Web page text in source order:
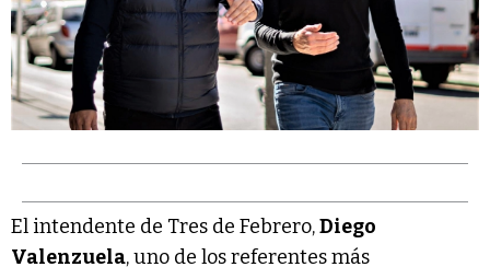
El intendente de Tres de Febrero,Diego
Valenzuela, uno de los referentes más